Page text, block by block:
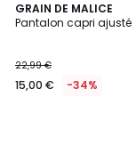
GRAIN DE MALICE
Pantalon capri ajusté
22,99 €
15,00 € -34%